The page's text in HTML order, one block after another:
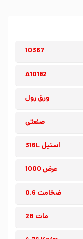
10367
A10182
ورق رول
صنعتی
استیل 316L
عرض 1000
ضخامت 0.6
مات 2B